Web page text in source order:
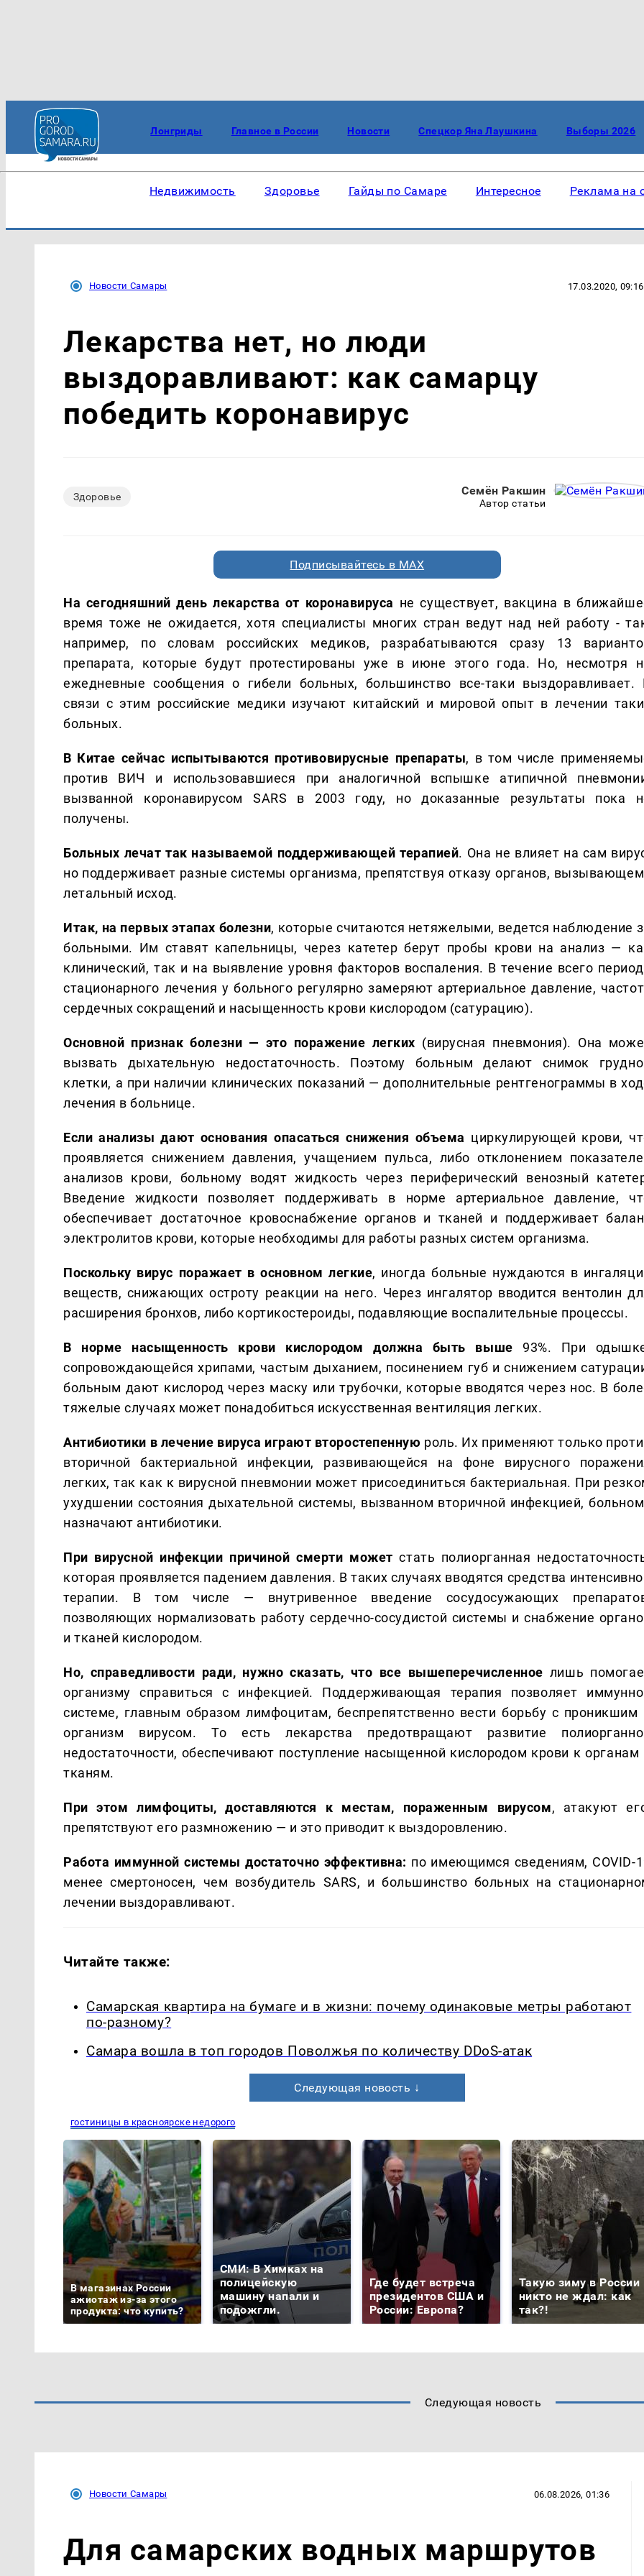
Лонгриды Главное в России Новости Спецкор Яна Лаушкина Выборы 2026
Недвижимость Здоровье Гайды по Самаре Интересное Реклама на
Новости Самары 17.03.2020, 09:16
Лекарства нет, но люди
выздоравливают: как самарцу
победить коронавирус
Здоровье Семён Ракшин
Автор статьи
Подписывайтесь в MAX
На сегодняшний день лекарства от коронавируса не существует, вакцина в
время тоже не ожидается, хотя специалисты многих стран ведут над ней работу -
например, по словам российских медиков, разрабатываются сразу 13
препарата, которые будут протестированы уже в июне этого года. Но, несмотря
ежедневные сообщения о гибели больных, большинство все-таки выздоравливает.
связи с этим российские медики изучают китайский и мировой опыт в лечении
больных.
В Китае сейчас испытываются противовирусные препараты, в том числе
против ВИЧ и использовавшиеся при аналогичной вспышке атипичной
вызванной коронавирусом SARS в 2003 году, но доказанные результаты пока
получены.
Больных лечат так называемой поддерживающей терапией. Она не влияет на сам
но поддерживает разные системы организма, препятствуя отказу органов,
летальный исход.
Итак, на первых этапах болезни, которые считаются нетяжелыми, ведется наблюдение
больными. Им ставят капельницы, через катетер берут пробы крови на анализ —
клинический, так и на выявление уровня факторов воспаления. В течение всего
стационарного лечения у больного регулярно замеряют артериальное давление,
сердечных сокращений и насыщенность крови кислородом (сатурацию).
Основной признак болезни — это поражение легких (вирусная пневмония). Она
вызвать дыхательную недостаточность. Поэтому больным делают снимок
клетки, а при наличии клинических показаний — дополнительные рентгенограммы в
лечения в больнице.
Если анализы дают основания опасаться снижения объема циркулирующей крови,
проявляется снижением давления, учащением пульса, либо отклонением
анализов крови, больному водят жидкость через периферический венозный
Введение жидкости позволяет поддерживать в норме артериальное давление,
обеспечивает достаточное кровоснабжение органов и тканей и поддерживает
электролитов крови, которые необходимы для работы разных систем организма.
Поскольку вирус поражает в основном легкие, иногда больные нуждаются в
веществ, снижающих остроту реакции на него. Через ингалятор вводится вентолин
расширения бронхов, либо кортикостероиды, подавляющие воспалительные процессы.
В норме насыщенность крови кислородом должна быть выше 93%. При
сопровождающейся хрипами, частым дыханием, посинением губ и снижением
больным дают кислород через маску или трубочки, которые вводятся через нос. В
тяжелые случаях может понадобиться искусственная вентиляция легких.
Антибиотики в лечение вируса играют второстепенную роль. Их применяют только
вторичной бактериальной инфекции, развивающейся на фоне вирусного
легких, так как к вирусной пневмонии может присоединиться бактериальная. При
ухудшении состояния дыхательной системы, вызванном вторичной инфекцией,
назначают антибиотики.
При вирусной инфекции причиной смерти может стать полиорганная
которая проявляется падением давления. В таких случаях вводятся средства
терапии. В том числе — внутривенное введение сосудосужающих
позволяющих нормализовать работу сердечно-сосудистой системы и снабжение
и тканей кислородом.
Но, справедливости ради, нужно сказать, что все вышеперечисленное лишь
организму справиться с инфекцией. Поддерживающая терапия позволяет
системе, главным образом лимфоцитам, беспрепятственно вести борьбу с проникшим
организм вирусом. То есть лекарства предотвращают развитие
недостаточности, обеспечивают поступление насыщенной кислородом крови к органам
тканям.
При этом лимфоциты, доставляются к местам, пораженным вирусом, атакуют
препятствуют его размножению — и это приводит к выздоровлению.
Работа иммунной системы достаточно эффективна: по имеющимся сведениям, COVID-
менее смертоносен, чем возбудитель SARS, и большинство больных на
лечении выздоравливают.
Читайте также:
Самарская квартира на бумаге и в жизни: почему одинаковые метры работают
по-разному?
Самара вошла в топ городов Поволжья по количеству DDoS-атак
Следующая новость ↓
гостиницы в красноярске недорого
В магазинах России
ажиотаж из-за этого
продукта: что купить?
СМИ: В Химках на
полицейскую
машину напали и
подожгли.
Где будет встреча
президентов США и
России: Европа?
Такую зиму в России
никто не ждал: как
так?!
Следующая новость
Новости Самары 06.08.2026, 01:36
Для самарских водных маршрутов